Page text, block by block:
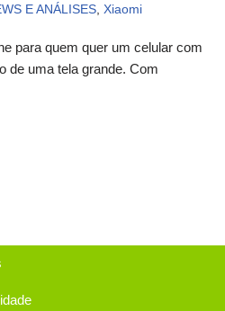
E ANÁLISES Xiaomi
para quem quer um celular com
de uma tela grande. Com